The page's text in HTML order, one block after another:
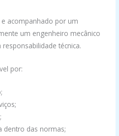
acompanhado por um
um engenheiro mecânico
técnica.
por:
dentro das normas;